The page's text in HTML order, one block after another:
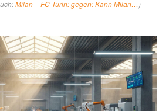
Milan – FC Turin: gegen: Kann Milan…)